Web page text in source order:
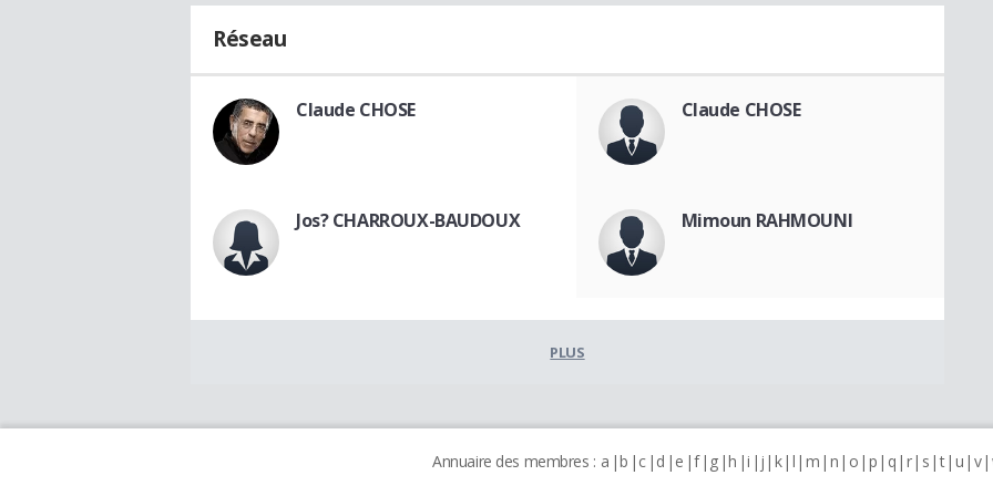
Réseau
Claude CHOSE Claude CHOSE
Jos? CHARROUX-BAUDOUX Mimoun RAHMOUNI
PLUS
Annuaire des membres : a b c d e f g h i j k l m n o p q r s t u v